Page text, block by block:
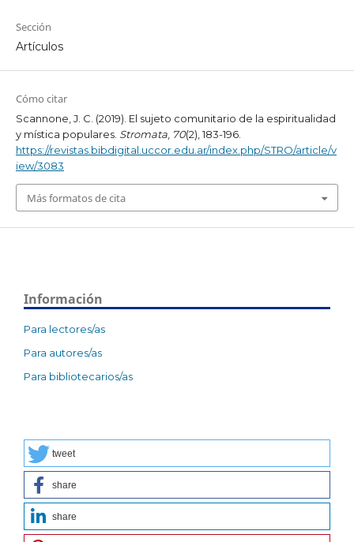
Sección
Artículos
Cómo citar
Scannone, J. C. (2019). El sujeto comunitario de la espiritualidad
y mística populares. Stromata, 70(2), 183-196.
https://revistas.bibdigital.uccor.edu.ar/index.php/STRO/article/v
iew/3083
Más formatos de cita
Información
Para lectores/as
Para autores/as
Para bibliotecarios/as
tweet
share
share